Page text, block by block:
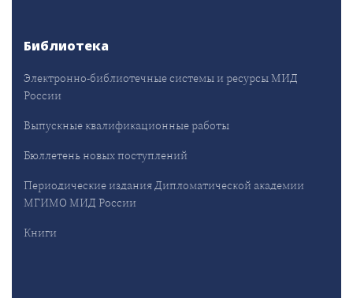
Библиотека
Электронно-библиотечные системы и ресурсы МИД
России
Выпускные квалификационные работы
Бюллетень новых поступлений
Периодические издания Дипломатической академии
МГИМО МИД России
Книги